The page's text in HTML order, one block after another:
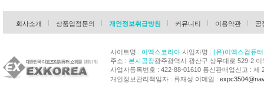
회사소개 상품입점문의 개인정보취급방침 커뮤니티 이용약관 공
사이트명 : 이엑스코리아사업자명 : (유)이엑스컴퓨터
주소 : 본사공장광주광역시 광산구 상무대로 529-2 이
사업자등록번호 : 422-88-01610 통신판매업신고 : 제
개인정보관리책임자 : 류재성 이메일 :